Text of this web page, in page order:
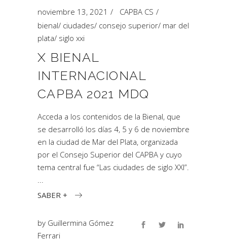
noviembre 13, 2021
CAPBA CS
bienal/ ciudades/ consejo superior/ mar del
plata/ siglo xxi
X BIENAL
INTERNACIONAL
CAPBA 2021 MDQ
Acceda a los contenidos de la Bienal, que
se desarrolló los días 4, 5 y 6 de noviembre
en la ciudad de Mar del Plata, organizada
por el Consejo Superior del CAPBA y cuyo
tema central fue “Las ciudades de siglo XXI”.
SABER +
by Guillermina Gómez
Ferrari